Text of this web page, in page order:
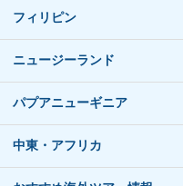
フィリピン
ニュージーランド
パプアニューギニア
中東・アフリカ